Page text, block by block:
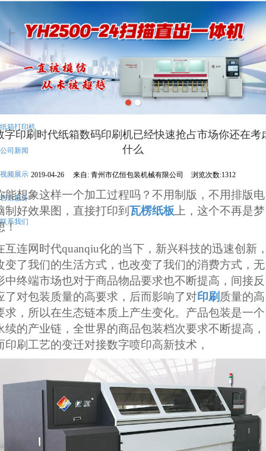
很遗憾，因您的浏览器版本过低导致无法获得最佳浏览体验，推荐下载安装谷歌浏览器！
首页
公司介绍
纸箱打印机
公司新闻
视频展示
售后服务
联系我们
字印刷时代纸箱数码印刷机已经快速抢占市场你还在考
什么
2019-04-26 来自: 青州市亿恒包装机械有限公司 浏览次数:1312
能想象这样一个加工过程吗？ 不用制版，不用排版电
制好效果图 ， 直接打印到 瓦楞纸板上， 这个不再是梦
！
互连网时代quanqiu化的当下，新兴科技的迅速创新
变了我们的生活方式，也改变了我们的消费方式，无
中终端市场也对于商品物品要求也不断提高，间接反
了对包装质量的高要求，后而影响了对印刷 质量的高
求，所以在生态链本质上产生变化。产品包装是一个
续的产业链，全世界的商品包装档次要求不断提高，
印刷工艺的变迁对接数字喷印高新技术，